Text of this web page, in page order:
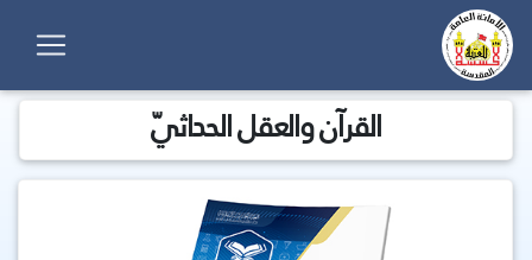
القرآن والعقل الحداثيّ